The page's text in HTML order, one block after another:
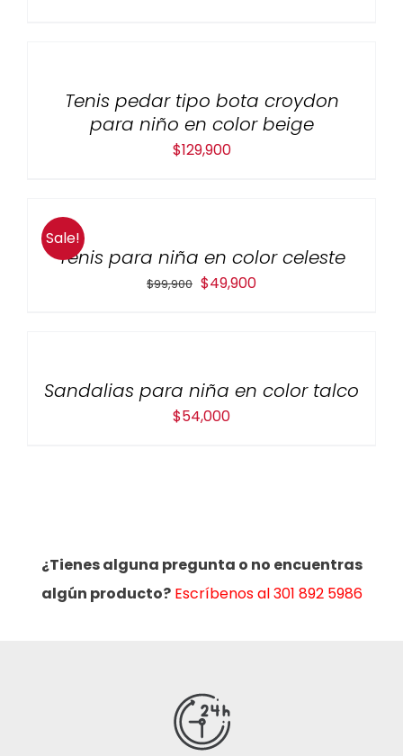
Tenis pedar tipo bota croydon
para niño en color beige
$129,900
Sale!
Tenis para niña en color celeste
$99,900 El
$99,900.
$49,900El
$49,900.
Sandalias para niña en color talco
$54,000
¿Tienes alguna pregunta o no encuentras
algún producto? Escríbenos al 301 892 5986